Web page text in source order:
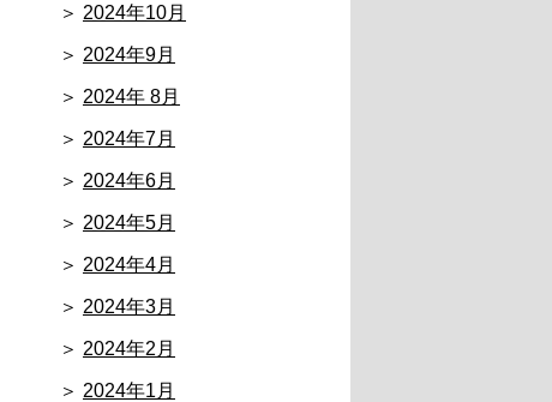
2024年10月
2024年9月
2024年 8月
2024年7月
2024年6月
2024年5月
2024年4月
2024年3月
2024年2月
2024年1月